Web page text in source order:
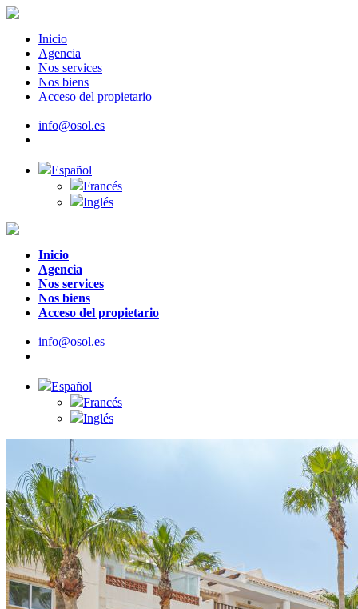
Inicio
Agencia
Nos services
Nos biens
Acceso del propietario
info@osol.es
Español
Francés
Inglés
Inicio
Agencia
Nos services
Nos biens
Acceso del propietario
info@osol.es
Español
Francés
Inglés